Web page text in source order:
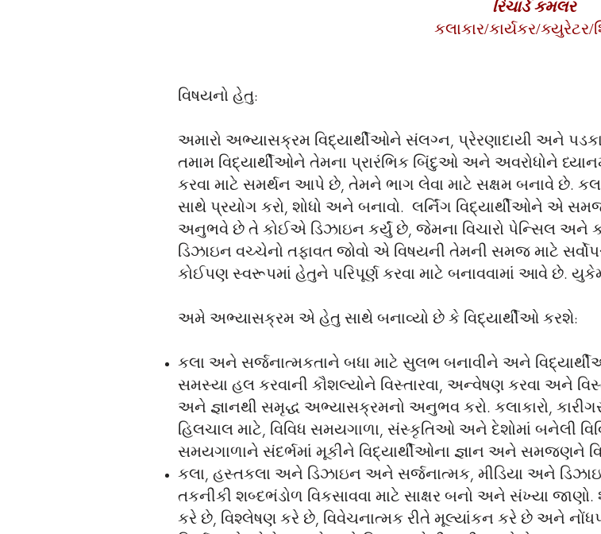
રિચાર્ડ કમલર
કલાકાર/કાર્યકર/ક્યુરેટર/
વિષયનો હેતુ:
અમારો અભ્યાસક્રમ વિદ્યાર્થીઓને સંલગ્ન, પ્રેરણાદાયી અને
તમામ વિદ્યાર્થીઓને તેમના પ્રારંભિક બિંદુઓ અને અવરોધોને
કરવા માટે સમર્થન આપે છે, તેમને ભાગ લેવા માટે સક્ષમ બનાવે છે.
સાથે પ્રયોગ કરો, શોધો અને બનાવો. લર્નિંગ વિદ્યાર્થીઓને એ
અનુભવે છે તે કોઈએ ડિઝાઇન કર્યું છે, જેમના વિચારો પેન્સિલ
ડિઝાઇન વચ્ચેનો તફાવત જોવો એ વિષયની તેમની સમજ માટે
કોઈપણ સ્વરૂપમાં હેતુને પરિપૂર્ણ કરવા માટે બનાવવામાં આવે છે.
અમે અભ્યાસક્રમ એ હેતુ સાથે બનાવ્યો છે કે વિદ્યાર્થીઓ કરશે:
કલા અને સર્જનાત્મકતાને બધા માટે સુલભ બનાવીને અને
સમસ્યા હલ કરવાની કૌશલ્યોને વિસ્તારવા, અન્વેષણ કરવા અને
અને જ્ઞાનથી સમૃદ્ધ અભ્યાસક્રમનો અનુભવ કરો. કલાકારો,
હિલચાલ માટે, વિવિધ સમયગાળા, સંસ્કૃતિઓ અને દેશોમાં બનેલી
સમયગાળાને સંદર્ભમાં મૂકીને વિદ્યાર્થીઓના જ્ઞાન અને સમજણને
કલા, હસ્તકલા અને ડિઝાઇન અને સર્જનાત્મક, મીડિયા અને
તકનીકી શબ્દભંડોળ વિકસાવવા માટે સાક્ષર બનો અને સંખ્યા
કરે છે, વિશ્લેષણ કરે છે, વિવેચનાત્મક રીતે મૂલ્યાંકન કરે છે અને